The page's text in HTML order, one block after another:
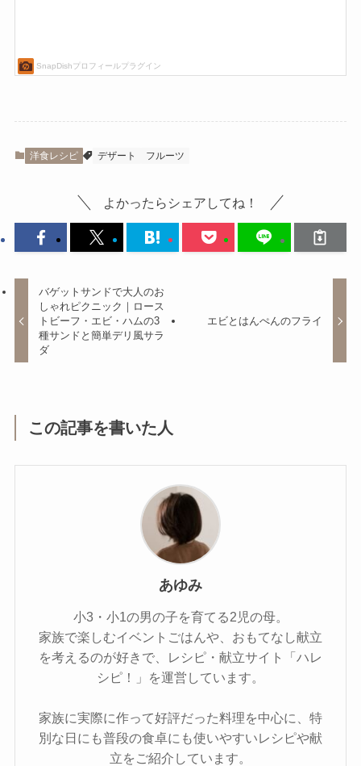
洋食レシピ デザート フルーツ
よかったらシェアしてね！
バゲットサンドで大人のお
しゃれピクニック｜ロース
トビーフ・エビ・ハムの3
種サンドと簡単デリ風サラ
ダ
エビとはんぺんのフライ
この記事を書いた人
あゆみ
小3・小1の男の子を育てる2児の母。
家族で楽しむイベントごはんや、おもてなし献立
を考えるのが好きで、レシピ・献立サイト「ハレ
シピ！」を運営しています。
家族に実際に作って好評だった料理を中心に、特
別な日にも普段の食卓にも使いやすいレシピや献
立をご紹介しています。